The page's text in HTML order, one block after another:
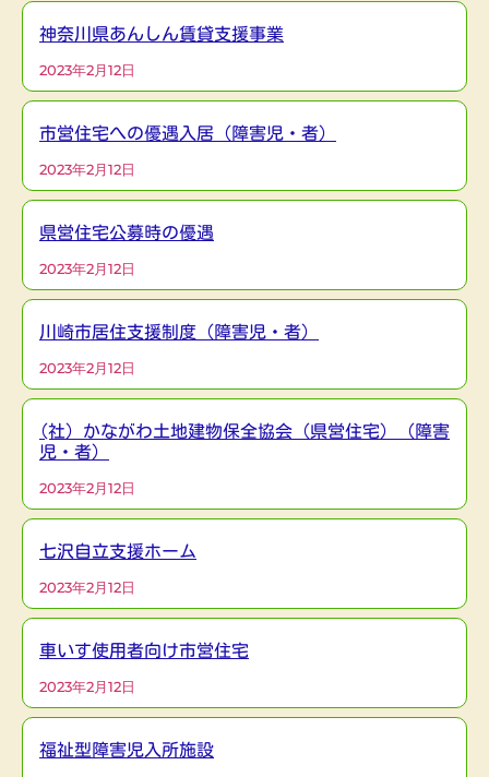
神奈川県あんしん賃貸支援事業
2023年2月12日
市営住宅への優遇入居（障害児・者）
2023年2月12日
県営住宅公募時の優遇
2023年2月12日
川崎市居住支援制度（障害児・者）
2023年2月12日
(社）かながわ土地建物保全協会（県営住宅）（障害
児・者）
2023年2月12日
七沢自立支援ホーム
2023年2月12日
車いす使用者向け市営住宅
2023年2月12日
福祉型障害児入所施設